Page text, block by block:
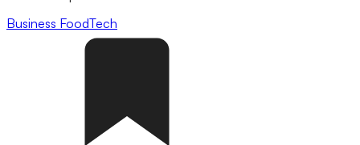
Business FoodTech